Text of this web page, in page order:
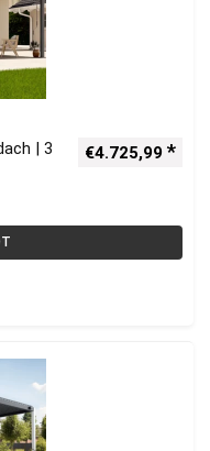
| 3
€4.725,99